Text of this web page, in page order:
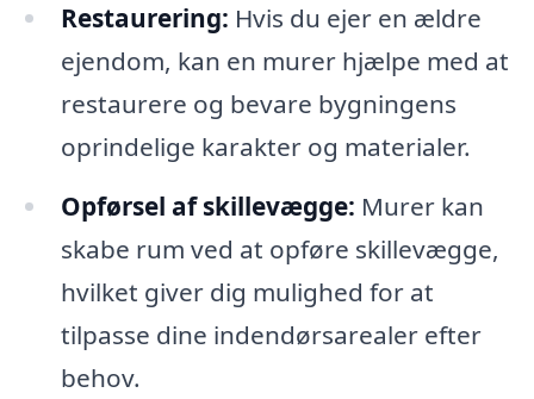
Restaurering: Hvis du ejer en ældre
ejendom, kan en murer hjælpe med at
restaurere og bevare bygningens
oprindelige karakter og materialer.
Opførsel af skillevægge: Murer kan
skabe rum ved at opføre skillevægge,
hvilket giver dig mulighed for at
tilpasse dine indendørsarealer efter
behov.